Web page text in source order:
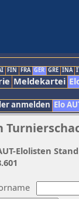
FIN FRA GER GRE INA
Meldekartei
anmelden Elo
Elolisten